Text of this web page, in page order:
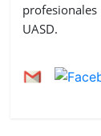
UASD.